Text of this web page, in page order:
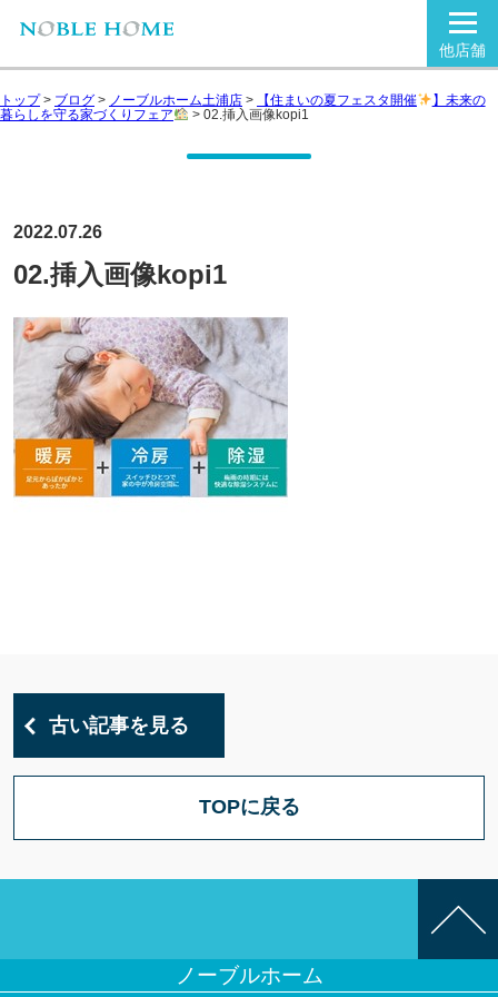
他店舗
トップ> ブログ > ノーブルホーム土浦店 > 【住まいの夏フェスタ開催
】未来の
暮らしを守る家づくりフェア
> 02.挿入画像kopi1
2022.07.26
02.挿入画像kopi1
古い記事を見る
TOPに戻る
ノーブルホーム